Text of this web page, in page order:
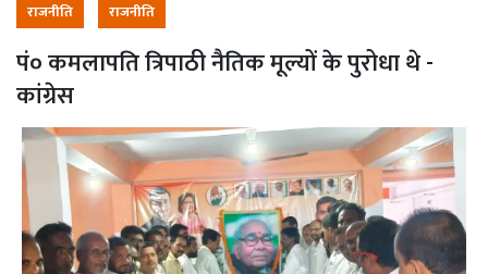
राजनीति राजनीति
पं० कमलापति त्रिपाठी नैतिक मूल्यों के पुरोधा थे -
कांग्रेस